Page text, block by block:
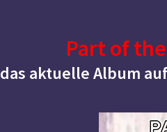
Part of
das aktuelle Album